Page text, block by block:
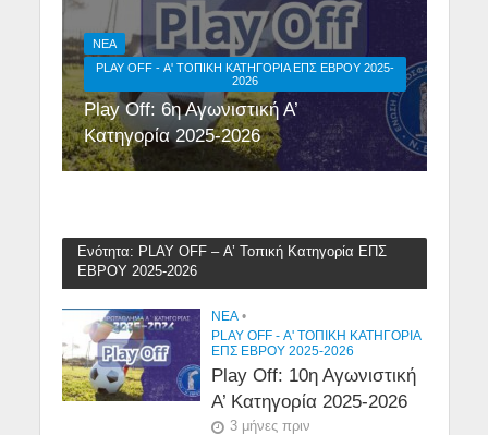
NEA
PLAY OFF - Α' ΤΟΠΙΚΉ ΚΑΤΗΓΟΡΊΑ ΕΠΣ ΕΒΡΟΥ 2025-
2026
Play Off: 6η Αγωνιστική Α’
Κατηγορία 2025-2026
Ενότητα: PLAY OFF – Α’ Τοπική Κατηγορία ΕΠΣ
ΕΒΡΟΥ 2025-2026
NEA •
PLAY OFF - Α' ΤΟΠΙΚΉ ΚΑΤΗΓΟΡΊΑ
ΕΠΣ ΕΒΡΟΥ 2025-2026
Play Off: 10η Αγωνιστική
Α’ Κατηγορία 2025-2026
3 μήνες πριν